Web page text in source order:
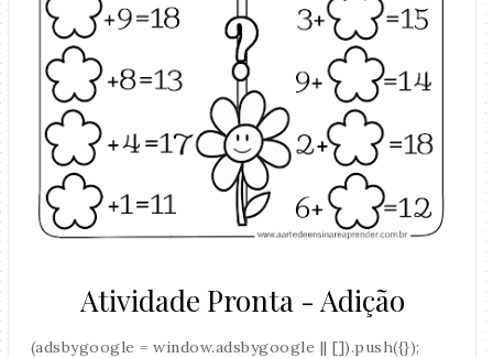
Atividade Pronta - Adição
(adsbygoogle = window.adsbygoogle || []).push({});